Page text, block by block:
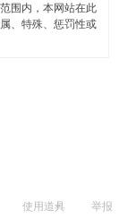
围内，本网站在此
、特殊、惩罚性或
使用道具 举报